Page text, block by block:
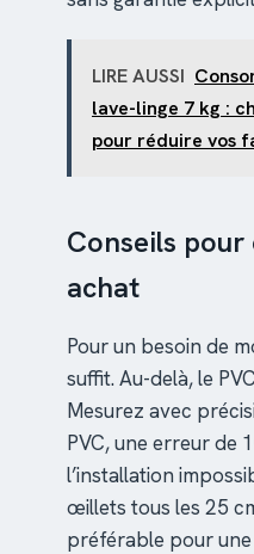
LIRE AUSSI
lave-linge 7 kg :
pour réduire vos
Conseils
achat
Pour un besoin de
suffit. Au-delà, le
Mesurez avec
PVC, une erreur de
l’installation
œillets tous les 25
préférable pour